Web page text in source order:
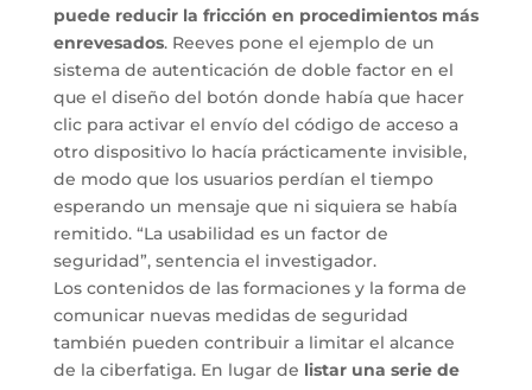
puede reducir la fricción en procedimientos más
enrevesados. Reeves pone el ejemplo de un
sistema de autenticación de doble factor en el
que el diseño del botón donde había que hacer
clic para activar el envío del código de acceso a
otro dispositivo lo hacía prácticamente invisible,
de modo que los usuarios perdían el tiempo
esperando un mensaje que ni siquiera se había
remitido. “La usabilidad es un factor de
seguridad”, sentencia el investigador.
Los contenidos de las formaciones y la forma de
comunicar nuevas medidas de seguridad
también pueden contribuir a limitar el alcance
de la ciberfatiga. En lugar de listar una serie de